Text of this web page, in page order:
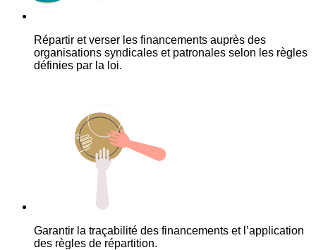
Répartir et verser les financements auprès des
organisations syndicales et patronales selon les règles
définies par la loi.
Garantir la traçabilité des financements et l’application
des règles de répartition.